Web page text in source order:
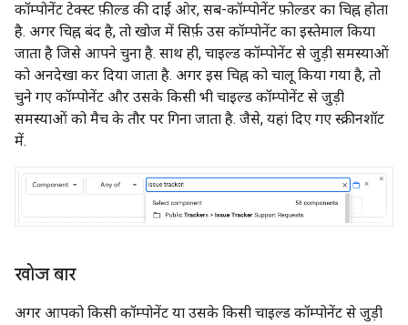
कॉम्पोनेंट टेक्स्ट फ़ील्ड की दाईं ओर, सब-कॉम्पोनेंट फ़ोल्डर का चिह्न होता
है. अगर चिह्न बंद है, तो खोज में सिर्फ़ उस कॉम्पोनेंट का इस्तेमाल किया
जाता है जिसे आपने चुना है. साथ ही, चाइल्ड कॉम्पोनेंट से जुड़ी समस्याओं
को अनदेखा कर दिया जाता है. अगर इस चिह्न को चालू किया गया है, तो
चुने गए कॉम्पोनेंट और उसके किसी भी चाइल्ड कॉम्पोनेंट से जुड़ी
समस्याओं को मैच के तौर पर गिना जाता है. जैसे, यहां दिए गए स्क्रीनशॉट
में.
खोज बार
अगर आपको किसी कॉम्पोनेंट या उसके किसी चाइल्ड कॉम्पोनेंट से जुड़ी